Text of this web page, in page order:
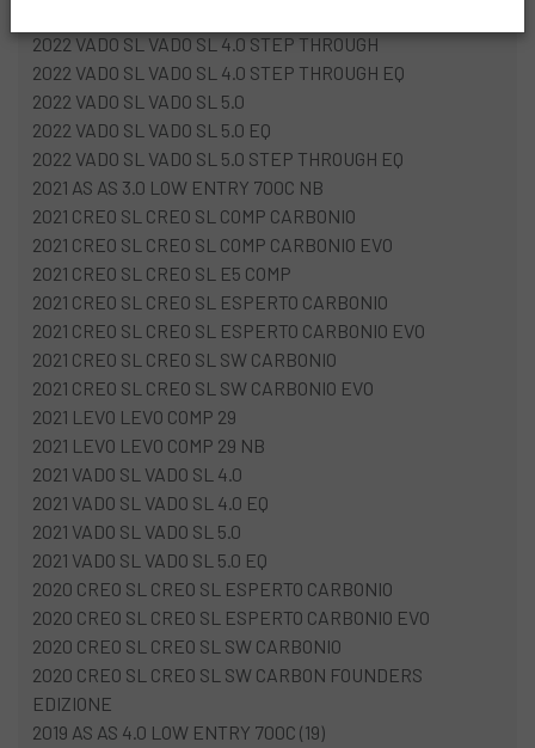
2022 VADO SL VADO SL 4.0 STEP THROUGH
2022 VADO SL VADO SL 4.0 STEP THROUGH EQ
2022 VADO SL VADO SL 5.0
2022 VADO SL VADO SL 5.0 EQ
2022 VADO SL VADO SL 5.0 STEP THROUGH EQ
2021 AS AS 3.0 LOW ENTRY 700C NB
2021 CREO SL CREO SL COMP CARBONIO
2021 CREO SL CREO SL COMP CARBONIO EVO
2021 CREO SL CREO SL E5 COMP
2021 CREO SL CREO SL ESPERTO CARBONIO
2021 CREO SL CREO SL ESPERTO CARBONIO EVO
2021 CREO SL CREO SL SW CARBONIO
2021 CREO SL CREO SL SW CARBONIO EVO
2021 LEVO LEVO COMP 29
2021 LEVO LEVO COMP 29 NB
2021 VADO SL VADO SL 4.0
2021 VADO SL VADO SL 4.0 EQ
2021 VADO SL VADO SL 5.0
2021 VADO SL VADO SL 5.0 EQ
2020 CREO SL CREO SL ESPERTO CARBONIO
2020 CREO SL CREO SL ESPERTO CARBONIO EVO
2020 CREO SL CREO SL SW CARBONIO
2020 CREO SL CREO SL SW CARBON FOUNDERS
EDIZIONE
2019 AS AS 4.0 LOW ENTRY 700C (19)